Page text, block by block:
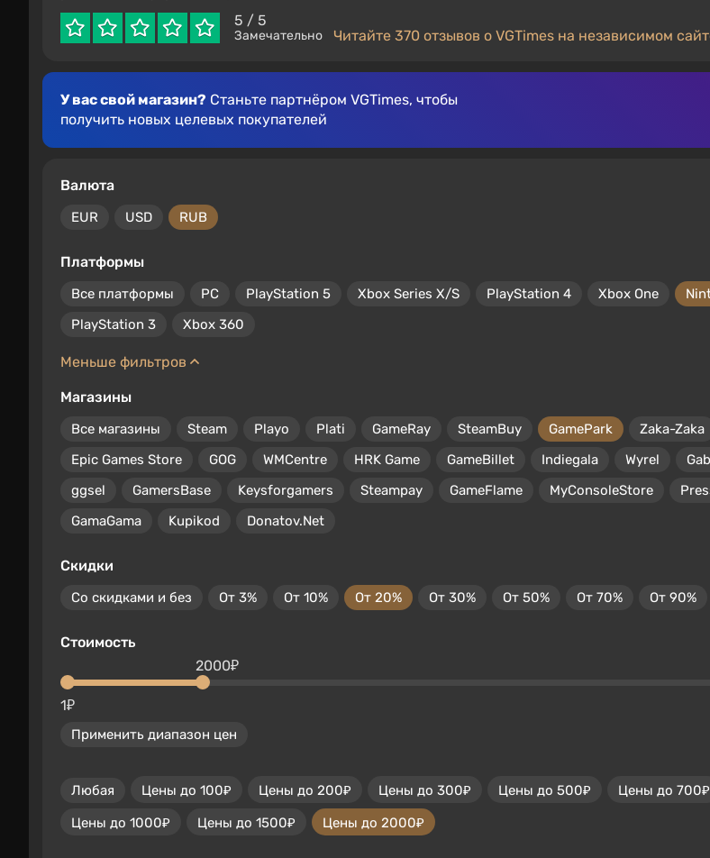
5 / 5
Замечательно Читайте 370 отзывов о VGTimes на независимом
У вас свой магазин? Станьте партнёром VGTimes, чтобы
получить новых целевых покупателей
Валюта
EUR USD RUB
Платформы
Все платформы PC PlayStation 5 Xbox Series X/S PlayStation 4 Xbox One
PlayStation 3
Xbox 360
Меньше фильтров
Магазины
Все магазины Steam Playo Plati GameRay SteamBuy GamePark
Zaka-Zaka
Epic Games Store
GOG WMCentre HRK Game GameBillet Indiegala Wyrel
ggsel
GamersBase Keysforgamers Steampay GameFlame MyConsoleStore
GamaGama
Kupikod Donatov.Net
Скидки
Со скидками и без От 3% От 10% От 20% От 30% От 50% От 70% От 90%
Стоимость
1₽
2000₽
Применить диапазон цен
Любая Цены до 100₽ Цены до 200₽ Цены до 300₽ Цены до 500₽
Цены до 700₽
Цены до 1000₽
Цены до 1500₽ Цены до 2000₽